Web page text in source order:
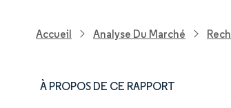
Accueil Analyse Du Marché
À PROPOS DE CE RAPPORT